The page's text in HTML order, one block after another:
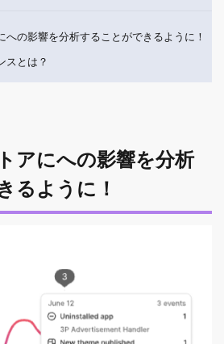
への影響を分析することができるように！
スとは？
アにへの影響を分析
るように！